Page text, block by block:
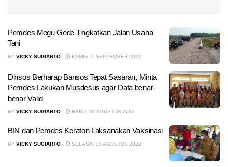
Pemdes Megu Gede Tingkatkan Jalan Usaha
Tani
BY VICKY SUGIARTO KAMIS, 1 SEPTEMBER 2022
Dinsos Berharap Bansos Tepat Sasaran, Minta
Pemdes Lakukan Musdesus agar Data benar-
benar Valid
BY VICKY SUGIARTO RABU, 31 AGUSTUS 2022
BIN dan Pemdes Keraton Laksanakan Vaksinasi
BY VICKY SUGIARTO SELASA, 30 AGUSTUS 2022